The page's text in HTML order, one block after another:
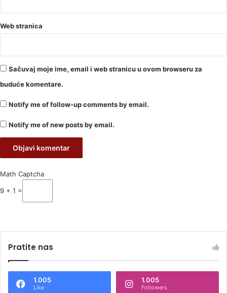
Web stranica
Sačuvaj moje ime, email i web stranicu u ovom browseru za
buduće komentare.
Notify me of follow-up comments by email.
Notify me of new posts by email.
Math Captcha
9 + 1 =
Pratite nas
1.005
Like
1.005
Followers